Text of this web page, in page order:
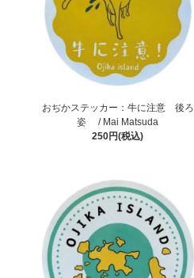
おぢかステッカー：牛に注意 後ろ
姿 / Mai Matsuda
250円(税込)